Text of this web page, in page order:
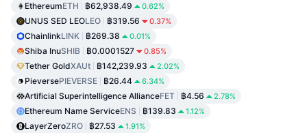
EthereumETH ฿62,938.49 0.62%
UNUS SED LEOLEO ฿319.56 0.37%
ChainlinkLINK ฿269.38 0.01%
Shiba InuSHIB ฿0.0001527 0.85%
Tether GoldXAUt ฿142,239.93 2.02%
PieversePIEVERSE ฿26.44 6.34%
Artificial Superintelligence AllianceFET ฿4.56 2.78%
Ethereum Name ServiceENS ฿139.83 1.12%
LayerZeroZRO ฿27.53 1.91%